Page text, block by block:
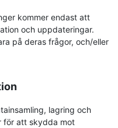
kommer endast att
och uppdateringar.
på deras frågor, och/eller
lagring och
för att skydda mot